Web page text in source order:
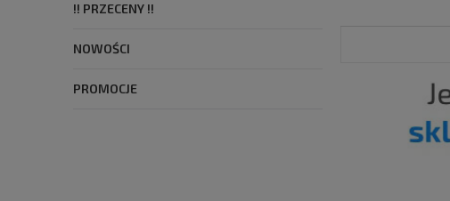
!! PRZECENY !!
NOWOŚCI
PROMOCJE